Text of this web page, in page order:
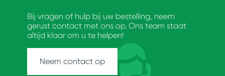
Bij vragen of hulp bij uw bestelling, neem
gerust contact met ons op. Ons team staat
altijd klaar om u te helpen!
Neem contact op